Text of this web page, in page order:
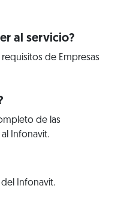
al servicio?
de Empresas
de las
Infonavit.
Infonavit.